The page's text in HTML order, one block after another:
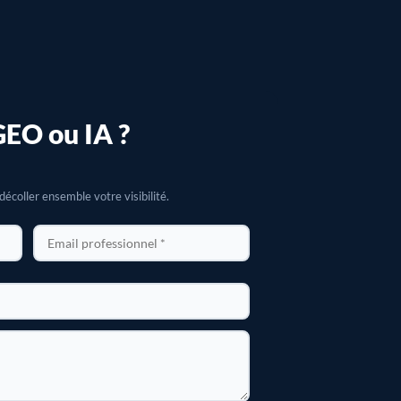
ou IA ?
ensemble votre visibilité.